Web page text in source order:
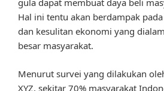
gula dapat membuat daya beli
Hal ini tentu akan berdampak
dan kesulitan ekonomi yang
besar masyarakat.
Menurut survei yang dilakukan
XYZ, sekitar 70% masyarakat